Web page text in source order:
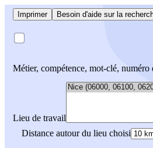
Imprimer Besoin d'aide sur la
Métier, compétence, mot-clé, numéro
Lieu de travail
Distance autour du lieu choisi